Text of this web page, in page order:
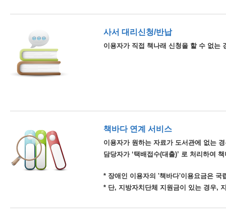
사서 대리신청/반납
이용자가 직접 책나래 신청을 할 수 없는
책바다 연계 서비스
이용자가 원하는 자료가 도서관에 없는
담당자가 ‘택배접수(대출)’ 로 처리하여
* 장애인 이용자의 '책바다'이용요금은 국
* 단, 지방자치단체 지원금이 있는 경우,